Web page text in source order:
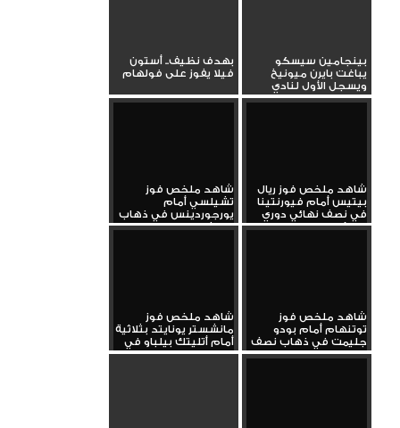
بينجامين سيسكو
يباغت بايرن ميونيخ
ويسجل الأول لنادي
لايبزيج
بهدف نظيف.. أستون
فيلا يفوز على فولهام
شاهد ملخص فوز ريال
بيتيس أمام فيورنتينا
في نصف نهائي دوري
المؤتمر...
شاهد ملخص فوز
تشيلسي أمام
يورجوردينس في ذهاب
نصف نهائي دوري...
شاهد ملخص فوز
توتنهام أمام بودو
جليمت في ذهاب نصف
نهائي الدوري...
شاهد ملخص فوز
مانشستر يونايتد بثلاثية
أمام أتليتك بيلباو في
الدوري...